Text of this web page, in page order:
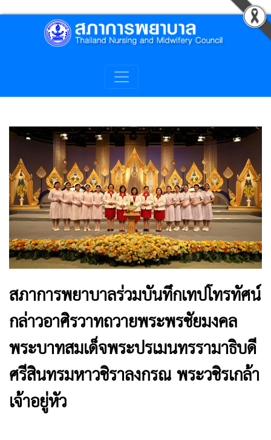
สภาการพยาบาลร่วมบันทึกเทปโทรทัศน์
กล่าวอาศิรวาทถวายพระพรชัยมงคล
พระบาทสมเด็จพระปรเมนทรรามาธิบดี
ศรีสินทรมหาวชิราลงกรณ พระวชิรเกล้า
เจ้าอยู่หัว